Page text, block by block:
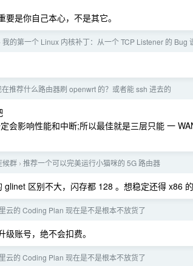
是你自己本心，不是其它。
我的第一个 Linux 内核补丁：从一个 TCP Listener 的 Bug
在推荐什么路由器刷 openwrt 的？或者能 ssh 进去的
会影响性能和中断;所以最佳就是三层只能 一
候群 › 推荐一个可以完美运行小猫咪的 5G 路由器
区别不大，闪存都 128 。想稳定还得 x86
云的 Coding Plan 现在是不是根本不放货了
账号，绝不会扣费。
云的 Coding Plan 现在是不是根本不放货了